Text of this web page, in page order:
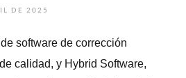
DE 2025
software de corrección
calidad, y Hybrid Software,